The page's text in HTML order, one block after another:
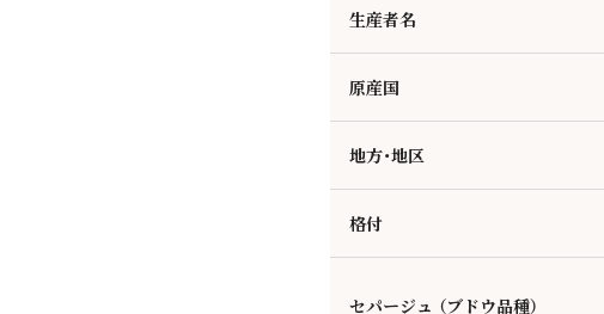
生産者名
原産国
地方・地区
格付
セパージュ （ブドウ品種）